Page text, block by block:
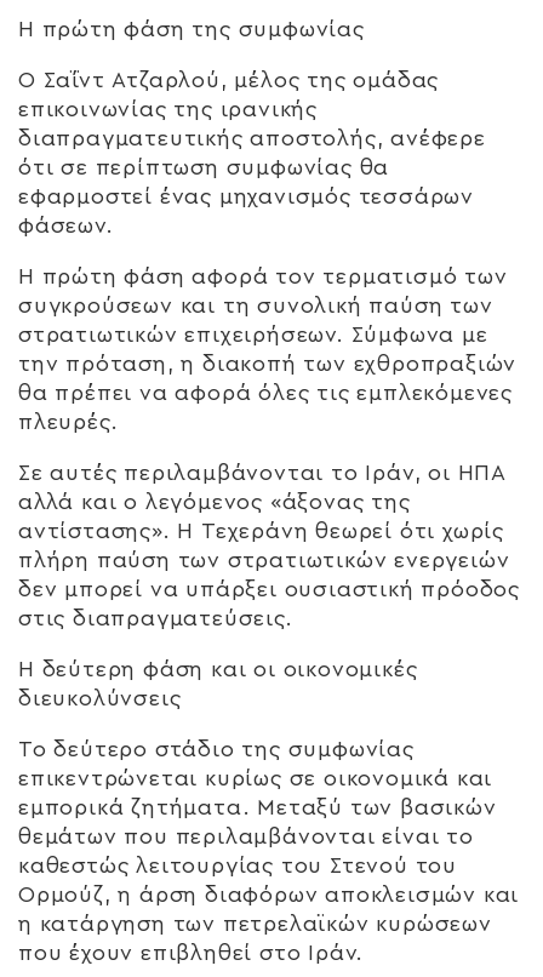
Η πρώτη φάση της συμφωνίας
Ο Σαΐντ Ατζαρλού, μέλος της ομάδας
επικοινωνίας της ιρανικής
διαπραγματευτικής αποστολής, ανέφερε
ότι σε περίπτωση συμφωνίας θα
εφαρμοστεί ένας μηχανισμός τεσσάρων
φάσεων.
Η πρώτη φάση αφορά τον τερματισμό των
συγκρούσεων και τη συνολική παύση των
στρατιωτικών επιχειρήσεων. Σύμφωνα με
την πρόταση, η διακοπή των εχθροπραξιών
θα πρέπει να αφορά όλες τις εμπλεκόμενες
πλευρές.
Σε αυτές περιλαμβάνονται το Ιράν, οι ΗΠΑ
αλλά και ο λεγόμενος «άξονας της
αντίστασης». Η Τεχεράνη θεωρεί ότι χωρίς
πλήρη παύση των στρατιωτικών ενεργειών
δεν μπορεί να υπάρξει ουσιαστική πρόοδος
στις διαπραγματεύσεις.
Η δεύτερη φάση και οι οικονομικές
διευκολύνσεις
Το δεύτερο στάδιο της συμφωνίας
επικεντρώνεται κυρίως σε οικονομικά και
εμπορικά ζητήματα. Μεταξύ των βασικών
θεμάτων που περιλαμβάνονται είναι το
καθεστώς λειτουργίας του Στενού του
Ορμούζ, η άρση διαφόρων αποκλεισμών και
η κατάργηση των πετρελαϊκών κυρώσεων
που έχουν επιβληθεί στο Ιράν.